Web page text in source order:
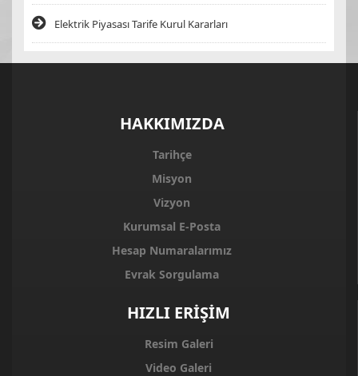
Elektrik Piyasası Tarife Kurul Kararları
HAKKIMIZDA
Tarihçe
Misyon
Vizyon
Kurumsal E-Posta
Hesap Numaralarımız
Evrak Sorgulama
HIZLI ERİŞİM
Resim Galeri
Video Galeri